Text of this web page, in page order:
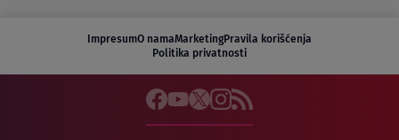
ImpresumO namaMarketingPravila korišćenja
Politika privatnosti